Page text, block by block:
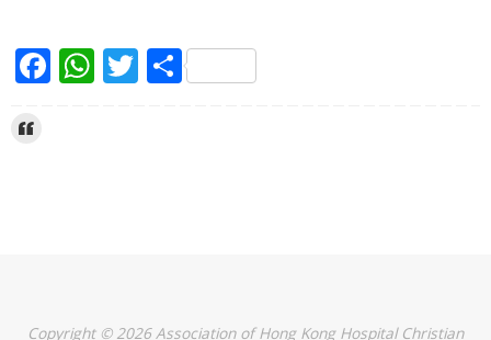
F W T S
Copyright © 2026 Association of Hong Kong Hospital Christian